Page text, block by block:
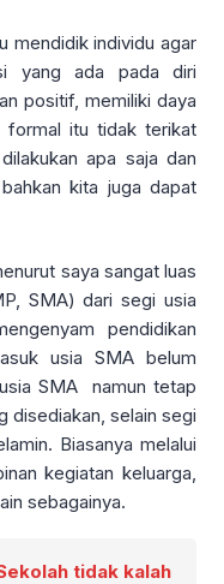
mendidik individu agar
yang ada pada diri
positif, memiliki daya
formal itu tidak terikat
apa saja dan
kita juga dapat
saya sangat luas
SMA) dari segi usia
pendidikan
usia SMA belum
SMA namun tetap
disediakan, selain segi
Biasanya melalui
kegiatan keluarga,
sebagainya.
tidak kalah